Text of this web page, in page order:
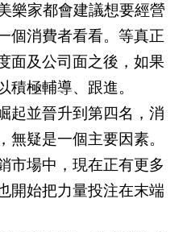
樂家都會建議想要經營
個消費者看看。等真正
面及公司面之後，如果
積極輔導、跟進。
起並晉升到第四名，消
無疑是一個主要因素。
市場中，現在正有更多
開始把力量投注在末端